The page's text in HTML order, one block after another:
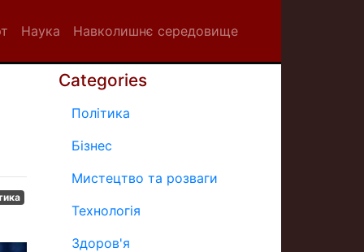
Наука Навколишнє середовище
Categories
Політика
Бізнес
Мистецтво та розваги
Технологія
Здоров'я